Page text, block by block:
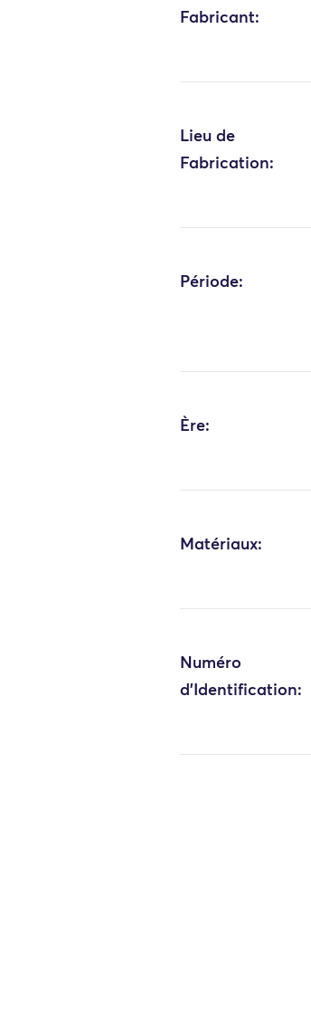
Fabricant:
Lieu de
Fabrication:
Période:
Ère:
Matériaux:
Numéro
d'Identification: